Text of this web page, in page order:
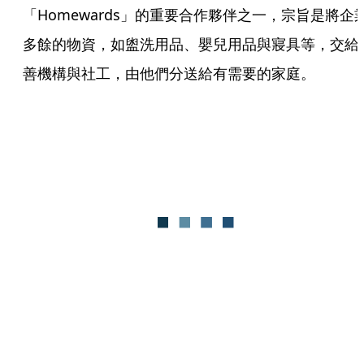
「Homewards」的重要合作夥伴之一，宗旨是將企
多餘的物資，如盥洗用品、嬰兒用品與寢具等，交給
善機構與社工，由他們分送給有需要的家庭。